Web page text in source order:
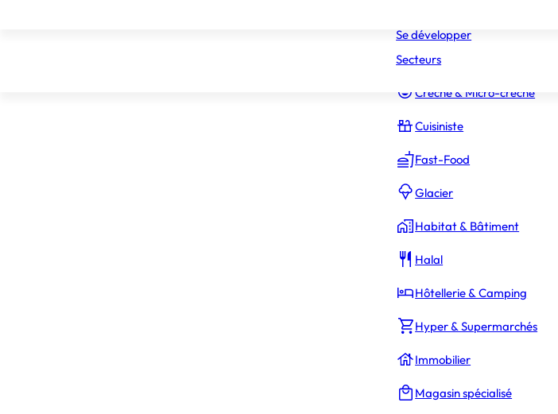
Constructeur Piscines & Spas
Crèche & Micro-crèche
Cuisiniste
Fast-Food
Glacier
Habitat & Bâtiment
Halal
Hôtellerie & Camping
Hyper & Supermarchés
Immobilier
Magasin spécialisé
Se développer
Secteurs